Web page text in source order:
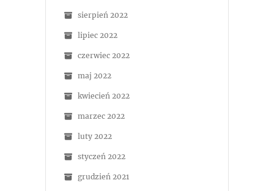
sierpień 2022
lipiec 2022
czerwiec 2022
maj 2022
kwiecień 2022
marzec 2022
luty 2022
styczeń 2022
grudzień 2021